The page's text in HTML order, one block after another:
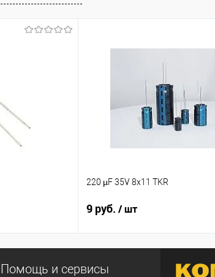
220 µF 35V 8x11 TKR
9 руб. / шт
Помощь и сервисы